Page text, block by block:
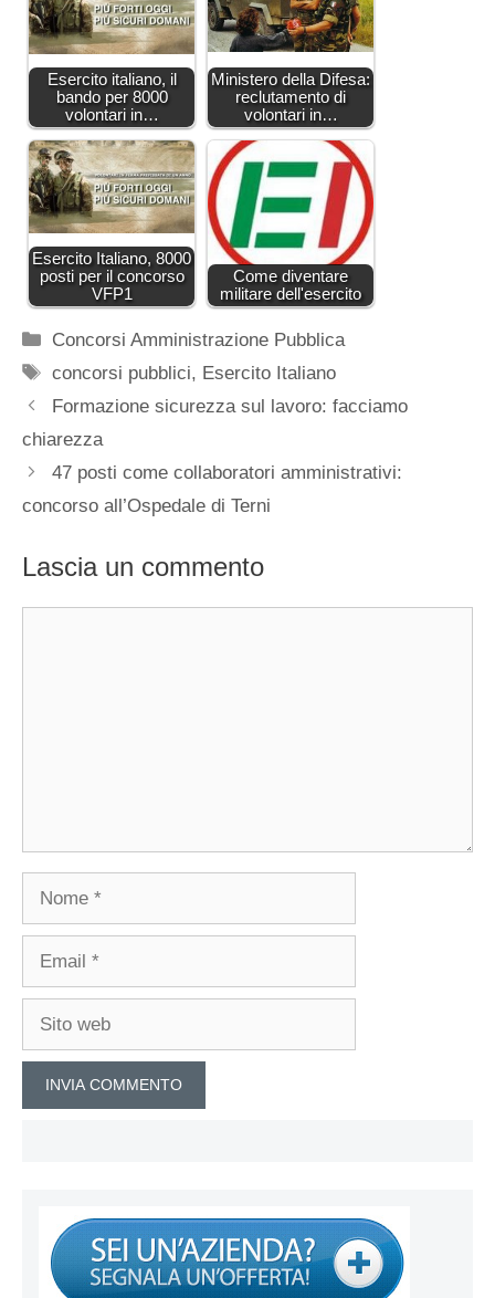
Esercito italiano, il
bando per 8000
volontari in…
Ministero della Difesa:
reclutamento di
volontari in…
Esercito Italiano, 8000
posti per il concorso
VFP1
Come diventare
militare dell'esercito
Categorie
Concorsi Amministrazione Pubblica
Tag
concorsi pubblici, Esercito Italiano
Formazione sicurezza sul lavoro: facciamo
chiarezza
47 posti come collaboratori amministrativi:
concorso all’Ospedale di Terni
Lascia un commento
Nome
Email
Sito